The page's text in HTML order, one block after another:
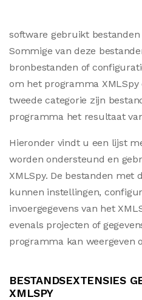
software gebruikt
Sommige van deze
bronbestanden of
om het programma
tweede categorie zijn
programma het resultaat
Hieronder vindt u een lijst
worden ondersteund en
XMLSpy. De bestanden met
kunnen instellingen,
invoergegevens van het
evenals projecten of
programma kan weergeven
BESTANDSEXTENSIES
XMLSPY